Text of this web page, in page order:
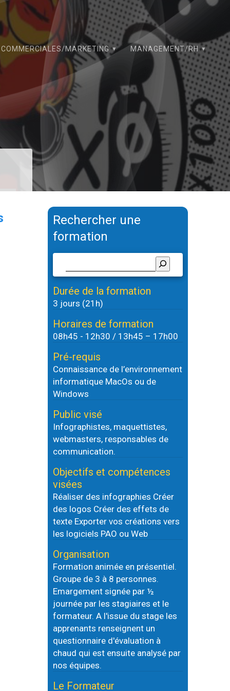
COMMERCIALES/MARKETING MANAGEMENT/RH
Rechercher une
formation
Durée de la formation
3 jours (21h)
Horaires de formation
08h45 - 12h30 / 13h45 – 17h00
Pré-requis
Connaissance de l’environnement
informatique MacOs ou de
Windows
Public visé
Infographistes, maquettistes,
webmasters, responsables de
communication.
Objectifs et compétences
visées
Réaliser des infographies Créer
des logos Créer des effets de
texte Exporter vos créations vers
les logiciels PAO ou Web
Organisation
Formation animée en présentiel.
Groupe de 3 à 8 personnes.
Emargement signée par ½
journée par les stagiaires et le
formateur. A l'issue du stage les
apprenants renseignent un
questionnaire d'évaluation à
chaud qui est ensuite analysé par
nos équipes.
Le Formateur